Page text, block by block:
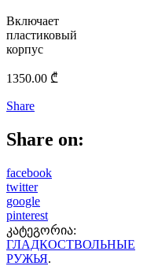
Включает
пластиковый
корпус
1350.00 ₾
Share
Share on:
facebook
twitter
google
pinterest
კატეგორია:
ГЛАДКОСТВОЛЬНЫЕ
РУЖЬЯ.